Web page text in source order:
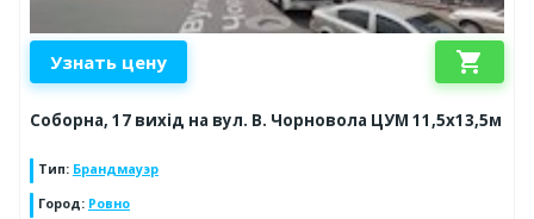
Узнать цену shopping_cart
Соборна, 17 вихід на вул. В. Чорновола ЦУМ 11,5х13,5м
Тип: Брандмауэр
Город: Ровно